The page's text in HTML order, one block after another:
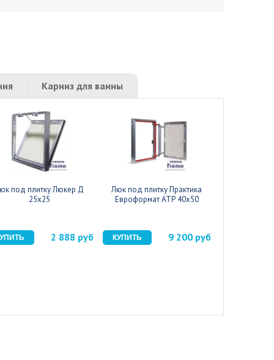
Карниз для ванны
под плитку Люкер Д
25x25
2 888 руб
Люк под плитку Практика
Евроформат АТР 40x50
9 200 руб